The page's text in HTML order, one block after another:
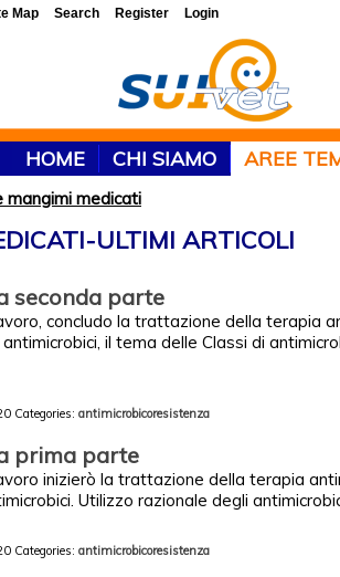
HOME CHI SIAMO AREE
mangimi medicati
ULTIMI ARTICOLI
seconda parte
concludo la trattazione della terapia
il tema delle Classi di
Categories: antimicrobicoresistenza
prima parte
inizierò la trattazione della terapia
Utilizzo razionale degli
Categories: antimicrobicoresistenza
Map Search Register Login